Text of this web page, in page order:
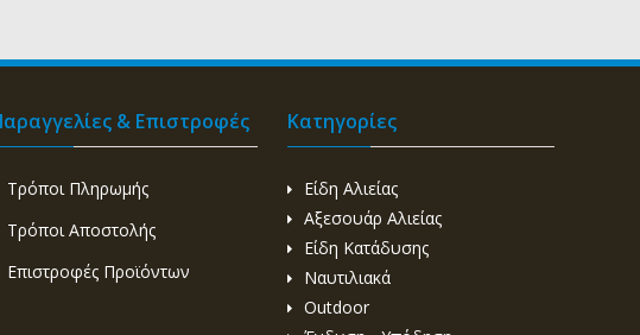
& Επιστροφές
Τρόποι Πληρωμής
Τρόποι Αποστολής
Επιστροφές Προϊόντων
Κατηγορίες
Είδη Αλιείας
Αξεσουάρ Αλιείας
Είδη Κατάδυσης
Ναυτιλιακά
Outdoor